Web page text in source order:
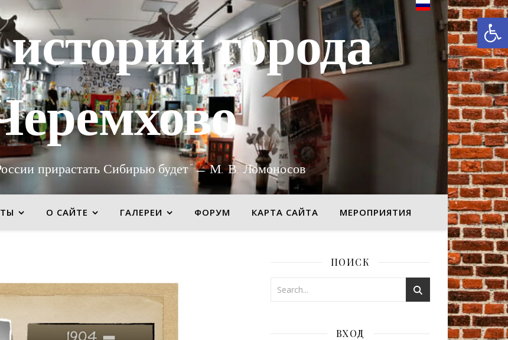
города
прирастать Сибирью будет" — М. В. Ломоносов
О САЙТЕ ГАЛЕРЕИ ФОРУМ КАРТА САЙТА МЕРОПРИЯТИЯ
ПОИСК
ВХОД